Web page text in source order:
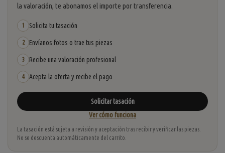
la valoración, te abonamos el importe por transferencia.
1 Solicita tu tasación
2 Envíanos fotos o trae tus piezas
3 Recibe una valoración profesional
4 Acepta la oferta y recibe el pago
Solicitar tasación
Ver cómo funciona
La tasación está sujeta a revisión y aceptación tras recibir y verificar las piezas.
No se descuenta automáticamente del carrito.